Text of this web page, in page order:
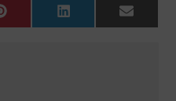
Pinterest LinkedIn Email